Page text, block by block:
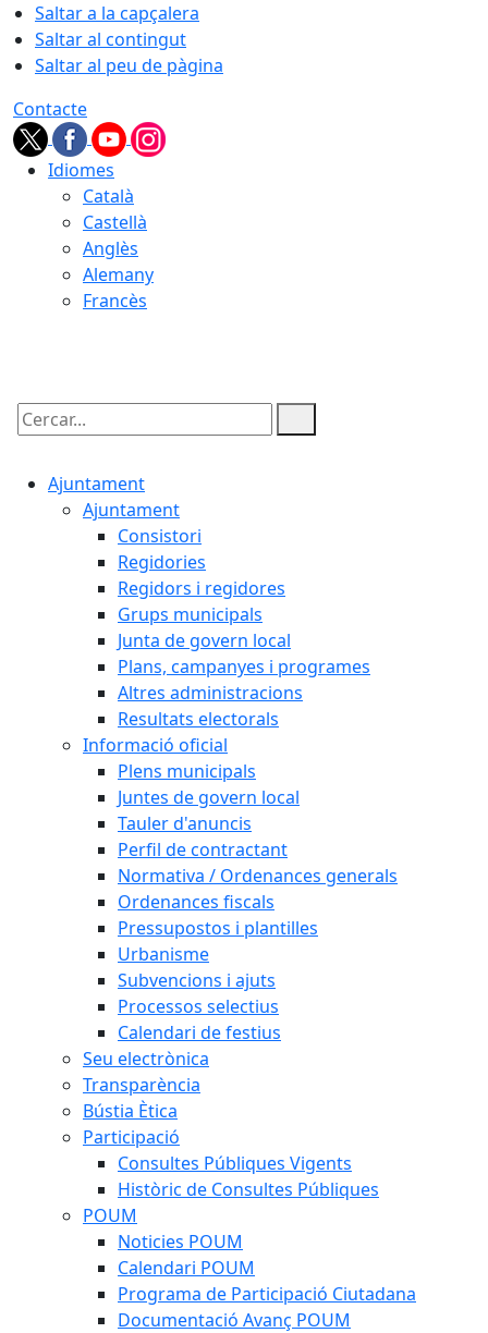
Saltar a la capçalera
Saltar al contingut
Saltar al peu de pàgina
Contacte
Idiomes
Català
Castellà
Anglès
Alemany
Francès
Cercar:
Ajuntament
Ajuntament
Consistori
Regidories
Regidors i regidores
Grups municipals
Junta de govern local
Plans, campanyes i programes
Altres administracions
Resultats electorals
Informació oficial
Plens municipals
Juntes de govern local
Tauler d'anuncis
Perfil de contractant
Normativa / Ordenances generals
Ordenances fiscals
Pressupostos i plantilles
Urbanisme
Subvencions i ajuts
Processos selectius
Calendari de festius
Seu electrònica
Transparència
Bústia Ètica
Participació
Consultes Públiques Vigents
Històric de Consultes Públiques
POUM
Noticies POUM
Calendari POUM
Programa de Participació Ciutadana
Documentació Avanç POUM